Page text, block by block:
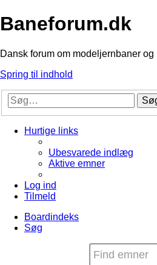
Baneforum.dk
Dansk forum om modeljernbaner
Spring til indhold
Hurtige links
Ubesvarede indlæg
Aktive emner
Log ind
Tilmeld
Boardindeks
Søg